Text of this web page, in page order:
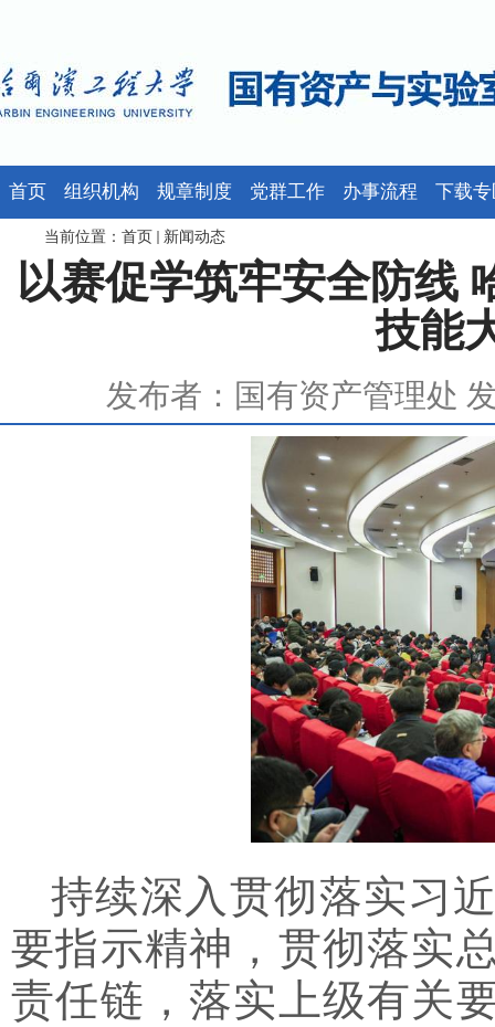
首页 组织机构 规章制度 党群工作 办事流程 下载
当前位置： 首页 新闻动态
以赛促学筑牢安全防线
技能
发布者：国有资产管理处
持续深入贯彻落实习
要指示精神， 贯彻落实
责任链，落实上级有关